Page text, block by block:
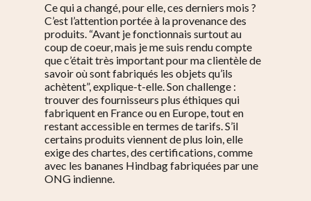
Ce qui a changé, pour elle, ces derniers mois ?
C’est l’attention portée à la provenance des
produits. “Avant je fonctionnais surtout au
coup de coeur, mais je me suis rendu compte
que c’était très important pour ma clientèle de
savoir où sont fabriqués les objets qu’ils
achètent”, explique-t-elle. Son challenge :
trouver des fournisseurs plus éthiques qui
fabriquent en France ou en Europe, tout en
restant accessible en termes de tarifs. S’il
certains produits viennent de plus loin, elle
exige des chartes, des certifications, comme
avec les bananes Hindbag fabriquées par une
ONG indienne.